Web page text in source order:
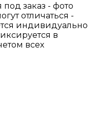
под заказ - фото
отличаться -
индивидуально
в
всех